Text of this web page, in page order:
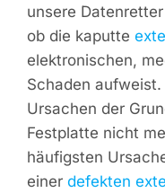
unsere
ob die kaputte
elektronischen,
Schaden
Ursachen der
Festplatte nicht
häufigsten
einer defekten